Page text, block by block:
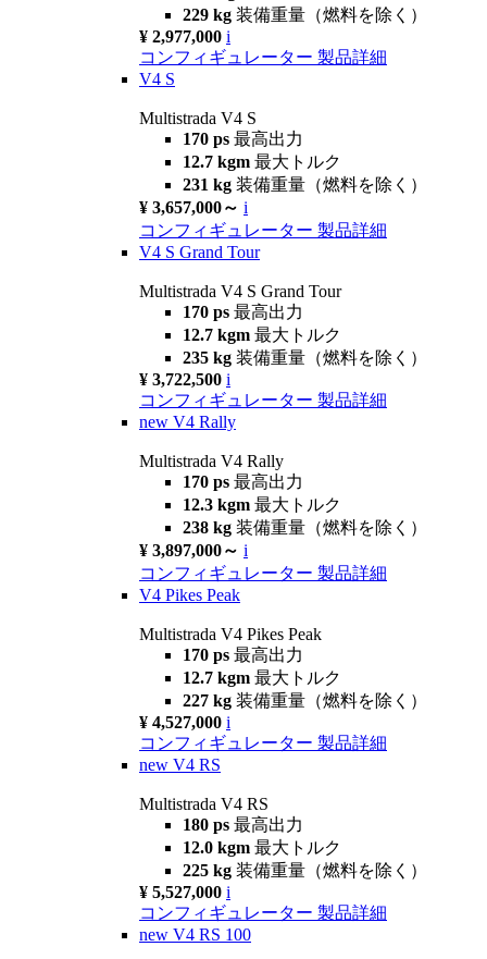
229 kg 装備重量（燃料を除く）
¥ 2,977,000 i
コンフィギュレーター 製品詳細
V4 S
Multistrada V4 S
170 ps 最高出力
12.7 kgm 最大トルク
231 kg 装備重量（燃料を除く）
¥ 3,657,000～ i
コンフィギュレーター 製品詳細
V4 S Grand Tour
Multistrada V4 S Grand Tour
170 ps 最高出力
12.7 kgm 最大トルク
235 kg 装備重量（燃料を除く）
¥ 3,722,500 i
コンフィギュレーター 製品詳細
new V4 Rally
Multistrada V4 Rally
170 ps 最高出力
12.3 kgm 最大トルク
238 kg 装備重量（燃料を除く）
¥ 3,897,000～ i
コンフィギュレーター 製品詳細
V4 Pikes Peak
Multistrada V4 Pikes Peak
170 ps 最高出力
12.7 kgm 最大トルク
227 kg 装備重量（燃料を除く）
¥ 4,527,000 i
コンフィギュレーター 製品詳細
new V4 RS
Multistrada V4 RS
180 ps 最高出力
12.0 kgm 最大トルク
225 kg 装備重量（燃料を除く）
¥ 5,527,000 i
コンフィギュレーター 製品詳細
new V4 RS 100